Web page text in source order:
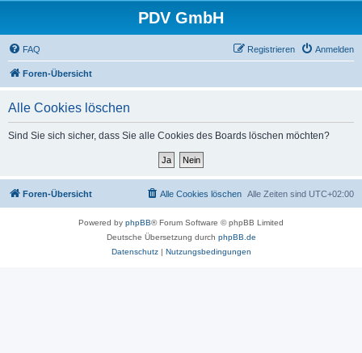
PDV GmbH
FAQ Anmelden
Registrieren
Foren-Übersicht
Alle Cookies löschen
Sind Sie sich sicher, dass Sie alle Cookies des Boards löschen möchten?
Foren-Übersicht Alle Zeiten sind UTC+02:00
Alle Cookies löschen
Powered by phpBB® Forum Software © phpBB Limited
Deutsche Übersetzung durch phpBB.de
Datenschutz| Nutzungsbedingungen